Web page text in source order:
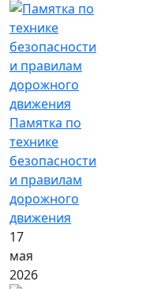
Памятка по
технике
безопасности
и правилам
дорожного
движения
17
мая
2026